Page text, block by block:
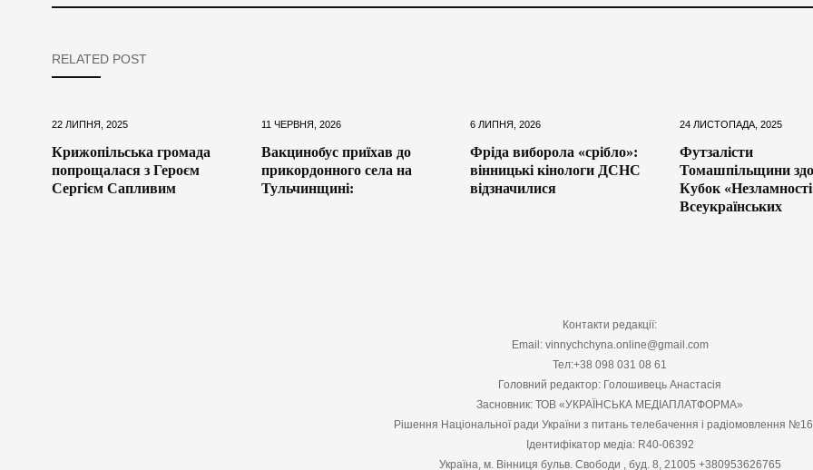
RELATED POST
22 ЛИПНЯ, 2025
Крижопільська громада
попрощалася з Героєм
Сергієм Сапливим
11 ЧЕРВНЯ, 2026
Вакцинобус приїхав до
прикордонного села на
Тульчинщині:
6 ЛИПНЯ, 2026
Фріда виборола «срібло»:
вінницькі кінологи ДСНС
відзначилися
24 ЛИСТОПАДА, 2025
Футзалісти
Томашпільщини
Кубок
Всеукраїнських
Контакти редакції:
Email: vinnychchyna.online@gmail.com
Тел:+38 098 031 08 61
Головний редактор: Голошивець Анастасія
Засновник: ТОВ «УКРАЇНСЬКА МЕДІАПЛАТФОРМА»
Рішення Національної ради України з питань телебачення і радіомовлення
Ідентифікатор медіа: R40-06392
Україна, м. Вінниця бульв. Свободи , буд. 8, 21005 +380953626765